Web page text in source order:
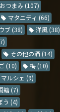
おつまみ (107)
マタニティ (66)
ブ (38) 洋風 (38)
その他の酒 (14)
(10) 梅 (10)
ルシェ (9)
籍 (7)
う (4)